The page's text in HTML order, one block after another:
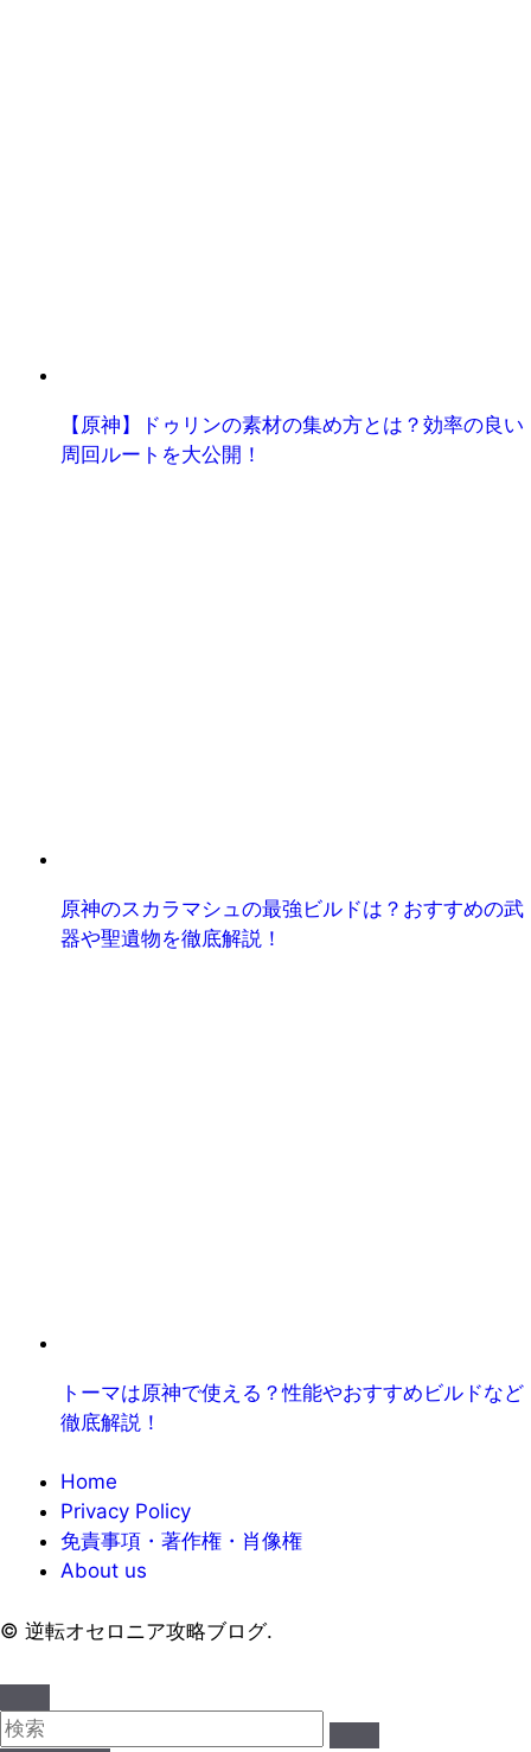
【原神】ドゥリンの素材の集め方とは？効率の良い
周回ルートを大公開！
原神のスカラマシュの最強ビルドは？おすすめの武
器や聖遺物を徹底解説！
トーマは原神で使える？性能やおすすめビルドなど
徹底解説！
Home
Privacy Policy
免責事項・著作権・肖像権
About us
© 逆転オセロニア攻略ブログ.